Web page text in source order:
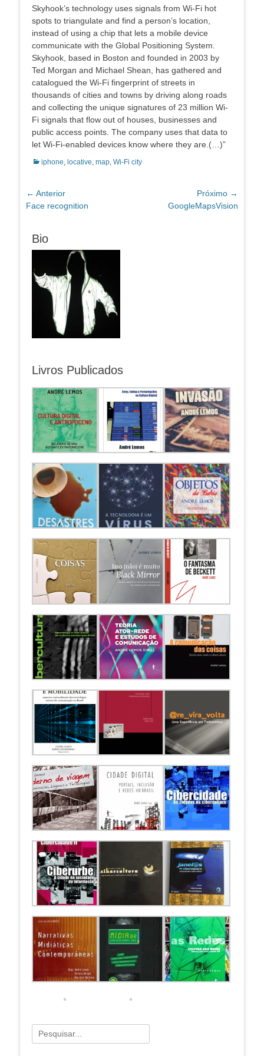
Skyhook’s technology uses signals from Wi-Fi hot
spots to triangulate and find a person’s location,
instead of using a chip that lets a mobile device
communicate with the Global Positioning System.
Skyhook, based in Boston and founded in 2003 by
Ted Morgan and Michael Shean, has gathered and
catalogued the Wi-Fi fingerprint of streets in
thousands of cities and towns by driving along roads
and collecting the unique signatures of 23 million Wi-
Fi signals that flow out of houses, businesses and
public access points. The company uses that data to
let Wi-Fi-enabled devices know where they are.(…)”
Categorias:
iphone, locative, map, Wi-Fi city
Navegação
de
← Anterior
Post
Face recognition
Próximo →
GoogleMapsVision
Bio
Livros Publicados
Pesquisar
por: